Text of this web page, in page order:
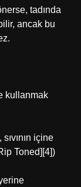
tadında
ancak bu
kullanmak
içine
Toned][4])